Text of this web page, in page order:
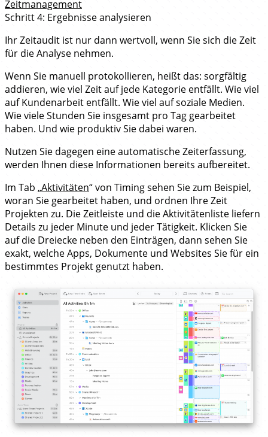
Zeitmanagement
Schritt 4: Ergebnisse analysieren
Ihr Zeitaudit ist nur dann wertvoll, wenn Sie sich die Zeit
für die Analyse nehmen.
Wenn Sie manuell protokollieren, heißt das: sorgfältig
addieren, wie viel Zeit auf jede Kategorie entfällt. Wie viel
auf Kundenarbeit entfällt. Wie viel auf soziale Medien.
Wie viele Stunden Sie insgesamt pro Tag gearbeitet
haben. Und wie produktiv Sie dabei waren.
Nutzen Sie dagegen eine automatische Zeiterfassung,
werden Ihnen diese Informationen bereits aufbereitet.
Im Tab „Aktivitäten“ von Timing sehen Sie zum Beispiel,
woran Sie gearbeitet haben, und ordnen Ihre Zeit
Projekten zu. Die Zeitleiste und die Aktivitätenliste liefern
Details zu jeder Minute und jeder Tätigkeit. Klicken Sie
auf die Dreiecke neben den Einträgen, dann sehen Sie
exakt, welche Apps, Dokumente und Websites Sie für ein
bestimmtes Projekt genutzt haben.